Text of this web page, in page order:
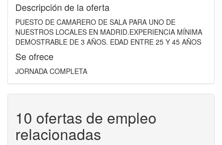
Descripción de la oferta
PUESTO DE CAMARERO DE SALA PARA UNO DE
NUESTROS LOCALES EN MADRID.EXPERIENCIA MÍNIMA
DEMOSTRABLE DE 3 AÑOS. EDAD ENTRE 25 Y 45 AÑOS
Se ofrece
JORNADA COMPLETA
10 ofertas de empleo
relacionadas